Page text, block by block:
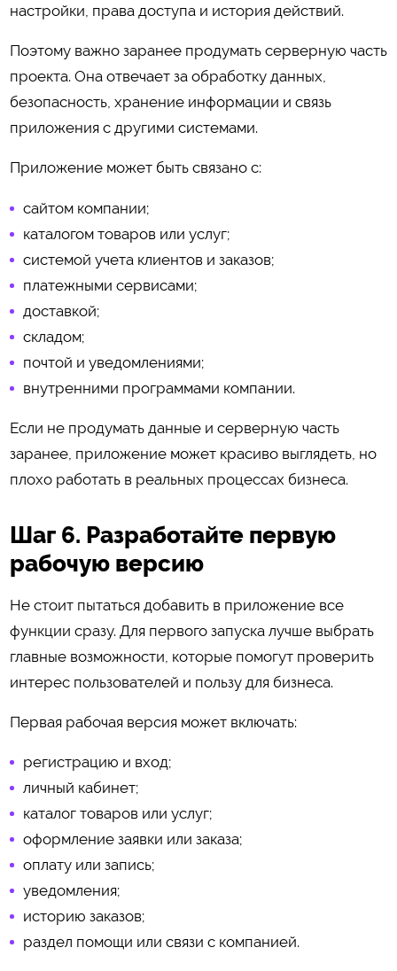
настройки, права доступа и история действий.
Поэтому важно заранее продумать серверную часть
проекта. Она отвечает за обработку данных,
безопасность, хранение информации и связь
приложения с другими системами.
Приложение может быть связано с:
сайтом компании;
каталогом товаров или услуг;
системой учета клиентов и заказов;
платежными сервисами;
доставкой;
складом;
почтой и уведомлениями;
внутренними программами компании.
Если не продумать данные и серверную часть
заранее, приложение может красиво выглядеть, но
плохо работать в реальных процессах бизнеса.
Шаг 6. Разработайте первую
рабочую версию
Не стоит пытаться добавить в приложение все
функции сразу. Для первого запуска лучше выбрать
главные возможности, которые помогут проверить
интерес пользователей и пользу для бизнеса.
Первая рабочая версия может включать:
регистрацию и вход;
личный кабинет;
каталог товаров или услуг;
оформление заявки или заказа;
оплату или запись;
уведомления;
историю заказов;
раздел помощи или связи с компанией.